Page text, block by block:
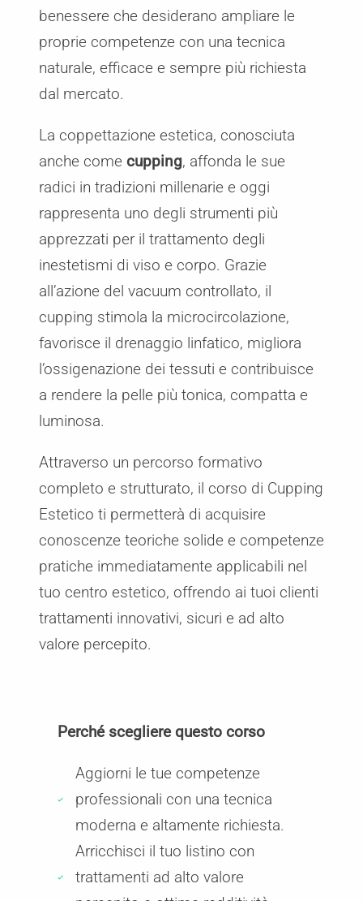
benessere che desiderano ampliare le
proprie competenze con una tecnica
naturale, efficace e sempre più richiesta
dal mercato.
La coppettazione estetica, conosciuta
anche come cupping, affonda le sue
radici in tradizioni millenarie e oggi
rappresenta uno degli strumenti più
apprezzati per il trattamento degli
inestetismi di viso e corpo. Grazie
all’azione del vacuum controllato, il
cupping stimola la microcircolazione,
favorisce il drenaggio linfatico, migliora
l’ossigenazione dei tessuti e contribuisce
a rendere la pelle più tonica, compatta e
luminosa.
Attraverso un percorso formativo
completo e strutturato, il corso di Cupping
Estetico ti permetterà di acquisire
conoscenze teoriche solide e competenze
pratiche immediatamente applicabili nel
tuo centro estetico, offrendo ai tuoi clienti
trattamenti innovativi, sicuri e ad alto
valore percepito.
Perché scegliere questo corso
Aggiorni le tue competenze
professionali con una tecnica
moderna e altamente richiesta.
Arricchisci il tuo listino con
trattamenti ad alto valore